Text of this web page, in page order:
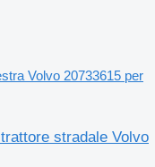
Volvo 20733615 per
stradale Volvo